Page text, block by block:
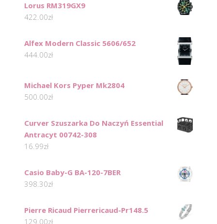
Lorus RM319GX9
422.00zł
Alfex Modern Classic 5606/652
444.00zł
Michael Kors Pyper Mk2804
500.00zł
Curver Szuszarka Do Naczyń Essential
Antracyt 00742-308
16.99zł
Casio Baby-G BA-120-7BER
398.30zł
Pierre Ricaud Pierrericaud-Pr148.5
129.00zł